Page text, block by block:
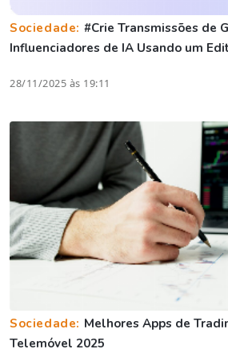
Sociedade: #Crie Transmissões de
Influenciadores de IA Usando um
28/11/2025 às 19:11
Sociedade: Melhores Apps de
Telemóvel 2025